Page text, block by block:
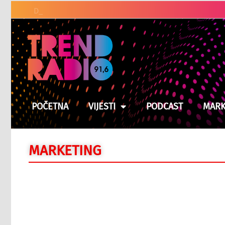
Duge kolone vozila na
POČETNA VIJESTI PODCAST
MARKETING